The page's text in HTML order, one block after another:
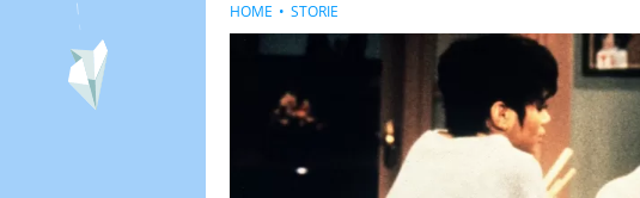
HOME STORIE